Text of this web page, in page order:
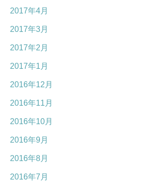
2017年4月
2017年3月
2017年2月
2017年1月
2016年12月
2016年11月
2016年10月
2016年9月
2016年8月
2016年7月